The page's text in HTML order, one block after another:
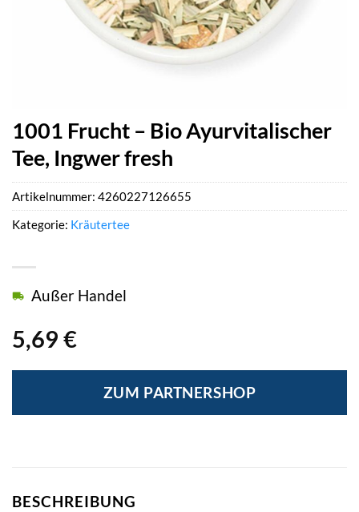
1001 Frucht – Bio Ayurvitalischer
Tee, Ingwer fresh
5,69 €
Außer Handel
ZUM PARTNERSHOP
Artikelnummer: 4260227126655
Kategorie: Kräutertee
BESCHREIBUNG